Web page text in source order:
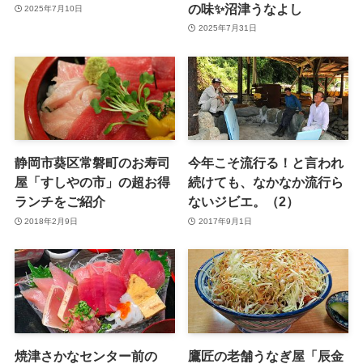
2025年7月10日
の味✨沼津うなよし
2025年7月31日
静岡市葵区常磐町のお寿司
屋「すしやの市」の超お得
ランチをご紹介
2018年2月9日
今年こそ流行る！と言われ
続けても、なかなか流行ら
ないジビエ。（2）
2017年9月1日
焼津さかなセンター前の
鷹匠の老舗うなぎ屋「辰金